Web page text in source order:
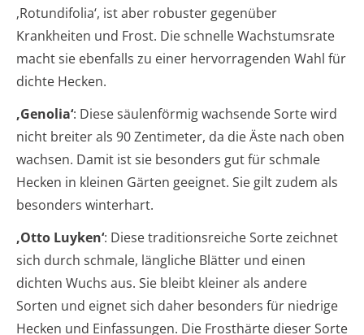
‚Rotundifolia‘, ist aber robuster gegenüber
Krankheiten und Frost. Die schnelle Wachstumsrate
macht sie ebenfalls zu einer hervorragenden Wahl für
dichte Hecken.
‚Genolia‘: Diese säulenförmig wachsende Sorte wird
nicht breiter als 90 Zentimeter, da die Äste nach oben
wachsen. Damit ist sie besonders gut für schmale
Hecken in kleinen Gärten geeignet. Sie gilt zudem als
besonders winterhart.
‚Otto Luyken‘: Diese traditionsreiche Sorte zeichnet
sich durch schmale, längliche Blätter und einen
dichten Wuchs aus. Sie bleibt kleiner als andere
Sorten und eignet sich daher besonders für niedrige
Hecken und Einfassungen. Die Frosthärte dieser Sorte